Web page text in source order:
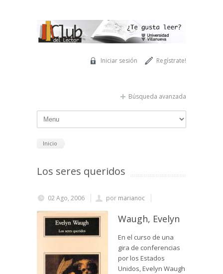
Regístrate!
Iniciar sesión
Búsqueda avanzada
Inicio
Los seres queridos
02 Ago, 2006 por marianoc
Waugh, Evelyn
En el curso de una
gira de conferencias
por los Estados
Unidos, Evelyn Waugh